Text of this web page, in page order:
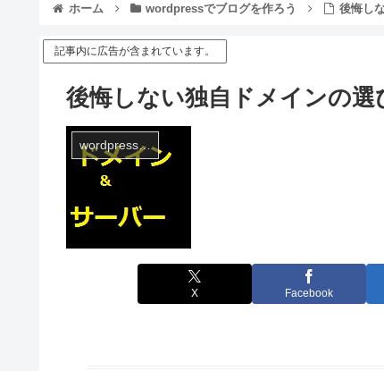
ホーム wordpressでブログを作ろう 後悔し
記事内に広告が含まれています。
後悔しない独自ドメインの選
wordpressでブログを作ろう
X Facebook